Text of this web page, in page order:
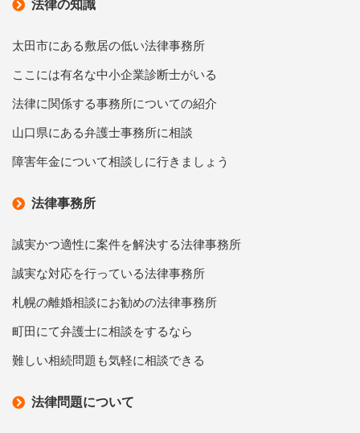
法律の知識
太田市にある敷居の低い法律事務所
ここには有名な中小企業診断士がいる
法律に関係する事務所についての紹介
山口県にある弁護士事務所に相談
障害年金について相談しに行きましょう
法律事務所
誠実かつ適性に案件を解決する法律事務所
誠実な対応を行っている法律事務所
札幌の離婚相談にお勧めの法律事務所
町田にて弁護士に相談をするなら
難しい相続問題も気軽に相談できる
法律問題について